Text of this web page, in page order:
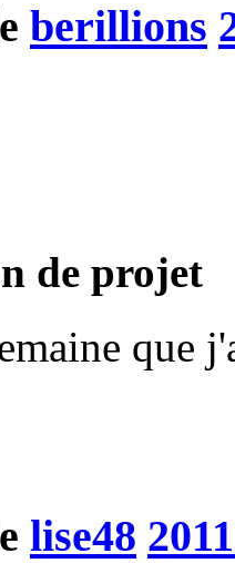
berillions
de projet
que
lise48